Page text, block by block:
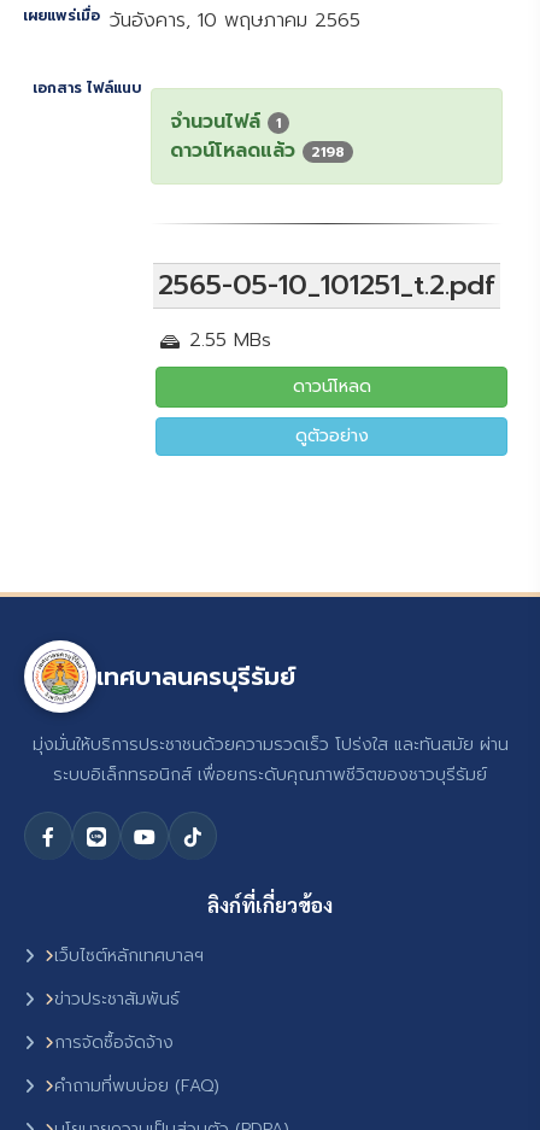
เผยแพร่เมื่อ วันอังคาร, 10 พฤษภาคม 2565
เอกสาร ไฟล์แนบ
จำนวนไฟล์ 1
ดาวน์โหลดแล้ว 2198
2565-05-10_101251_t.2.pdf
2.55 MBs
ดาวน์โหลด
ดูตัวอย่าง
เทศบาลนครบุรีรัมย์
มุ่งมั่นให้บริการประชาชนด้วยความรวดเร็ว โปร่งใส และทันสมัย ผ่าน
ระบบอิเล็กทรอนิกส์ เพื่อยกระดับคุณภาพชีวิตของชาวบุรีรัมย์
ลิงก์ที่เกี่ยวข้อง
เว็บไซต์หลักเทศบาลฯ
ข่าวประชาสัมพันธ์
การจัดซื้อจัดจ้าง
คำถามที่พบบ่อย (FAQ)